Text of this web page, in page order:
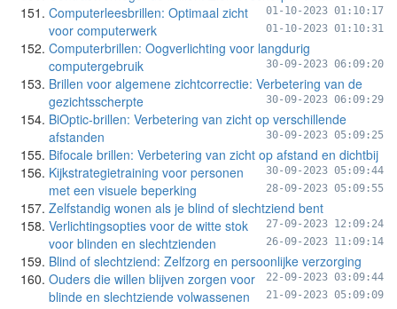
01-10-2023 01:10:17
Computerleesbrillen: Optimaal zicht
voor computerwerk
01-10-2023 01:10:31
Computerbrillen: Oogverlichting voor langdurig
computergebruik
30-09-2023 06:09:20
Brillen voor algemene zichtcorrectie: Verbetering van de
gezichtsscherpte
30-09-2023 06:09:29
BiOptic-brillen: Verbetering van zicht op verschillende
afstanden
30-09-2023 05:09:25
Bifocale brillen: Verbetering van zicht op afstand en dichtbij
30-09-2023 05:09:44
Kijkstrategietraining voor personen
met een visuele beperking
28-09-2023 05:09:55
Zelfstandig wonen als je blind of slechtziend bent
27-09-2023 12:09:24
Verlichtingsopties voor de witte stok
voor blinden en slechtzienden
26-09-2023 11:09:14
Blind of slechtziend: Zelfzorg en persoonlijke verzorging
22-09-2023 03:09:44
Ouders die willen blijven zorgen voor
blinde en slechtziende volwassenen
21-09-2023 05:09:09